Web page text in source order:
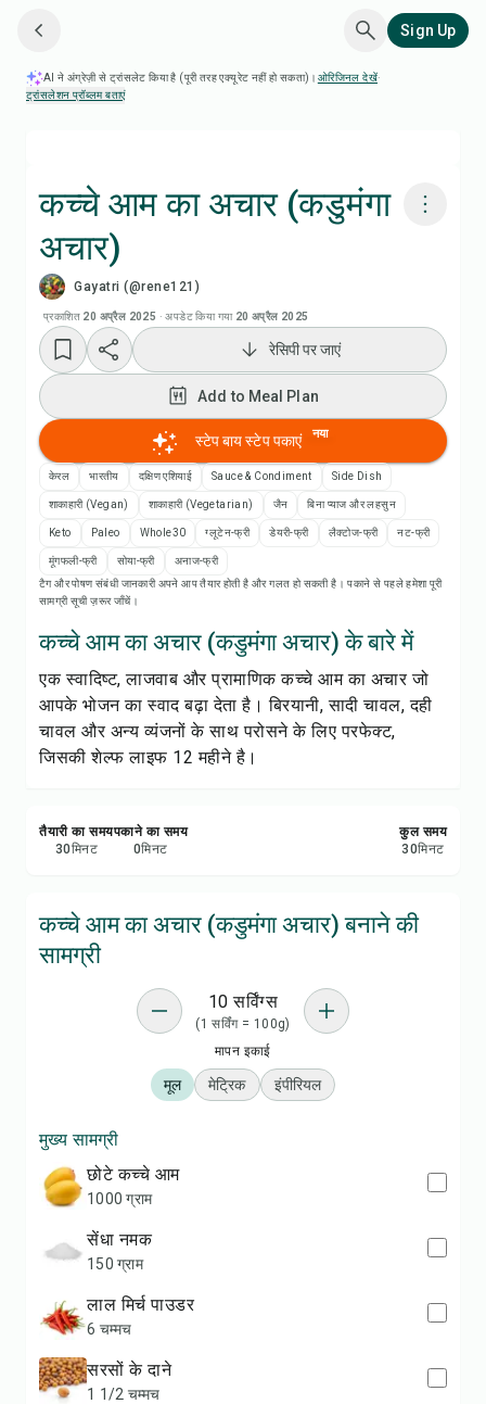
Sign Up
AI ने अंग्रेज़ी से ट्रांसलेट किया है (पूरी तरह एक्यूरेट नहीं हो सकता)। ओरिजिनल देखें·
ट्रांसलेशन प्रॉब्लम बताएं
कच्चे आम का अचार (कडुमंगा
अचार)
Gayatri (@rene121)
प्रकाशित 20 अप्रैल 2025 ·अपडेट किया गया 20 अप्रैल 2025
Add to Meal Plan
Add to Shopping List
रेसिपी नोट्स
रेसिपी पर जाएं
Add to Meal Plan
स्टेप बाय स्टेप पकाएं नया
केरल भारतीय दक्षिण एशियाई Sauce & Condiment Side Dish
शाकाहारी (Vegan) शाकाहारी (Vegetarian) जैन बिना प्याज और लहसुन
Keto Paleo Whole30 ग्लूटेन-फ्री डेयरी-फ्री लैक्टोज-फ्री नट-फ्री
मूंगफली-फ्री सोया-फ्री
अनाज-फ्री
टैग और पोषण संबंधी जानकारी अपने आप तैयार होती है और गलत हो सकती है। पकाने से पहले हमेशा पूरी
सामग्री सूची ज़रूर जाँचें।
कच्चे आम का अचार (कडुमंगा अचार) के बारे में
एक स्वादिष्ट, लाजवाब और प्रामाणिक कच्चे आम का अचार जो
आपके भोजन का स्वाद बढ़ा देता है। बिरयानी, सादी चावल, दही
चावल और अन्य व्यंजनों के साथ परोसने के लिए परफेक्ट,
जिसकी शेल्फ लाइफ 12 महीने है।
तैयारी का समय
30मिनट
पकाने का समय
0मिनट
कुल समय
30मिनट
कच्चे आम का अचार (कडुमंगा अचार) बनाने की
सामग्री
10 सर्विंग्स
(1 सर्विंग = 100g)
मापन इकाई
मूल मेट्रिक इंपीरियल
मुख्य सामग्री
छोटे कच्चे आम
1000 ग्राम
सेंधा नमक
150 ग्राम
लाल मिर्च पाउडर
6 चम्मच
सरसों के दाने
1 1/2 चम्मच